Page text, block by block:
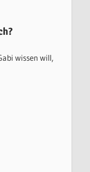
wissen will,